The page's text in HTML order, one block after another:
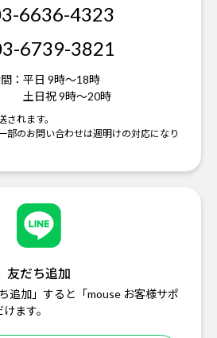
6636-4323
6739-3821
： 平日 9時～18時
土日祝 9時～20時
れます。
部のお問い合わせは週明けの対応になり
友だち追加
追加」すると「mouse お客様サポ
ます。